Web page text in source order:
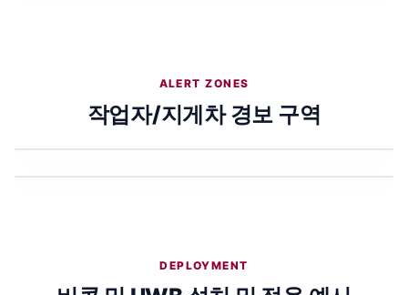
버
ALERT ZONES
작업자/지게차 경보 구역
작업자 근접·위험 구역 예시
DEPLOYMENT